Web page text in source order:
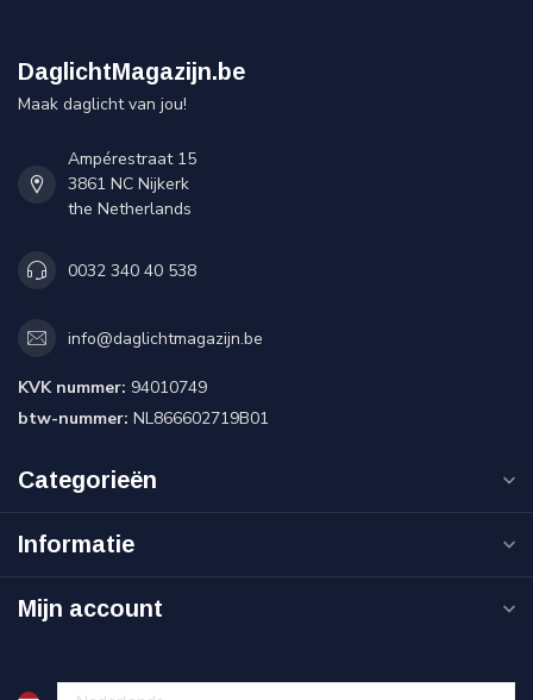
DaglichtMagazijn.be
Maak daglicht van jou!
Ampérestraat 15
3861 NC Nijkerk
the Netherlands
0032 340 40 538
info@daglichtmagazijn.be
KVK nummer: 94010749
btw-nummer: NL866602719B01
Categorieën
Informatie
Mijn account